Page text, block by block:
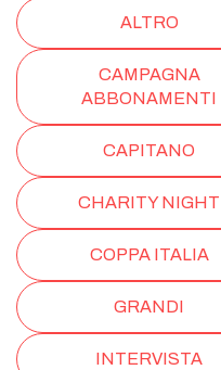
ALTRO
CAMPAGNA
ABBONAMENTI
CAPITANO
CHARITY NIGHT
COPPA ITALIA
GRANDI
INTERVISTA